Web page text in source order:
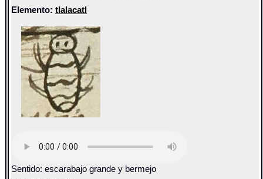
Elemento:tlalacatl
Sentido: escarabajo grande y bermejo